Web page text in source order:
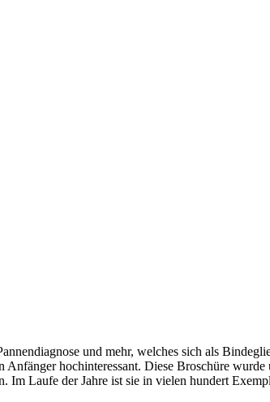
und mehr, welches sich als
Anfänger hochinteressant. Diese Broschüre wurde
Laufe der Jahre ist sie in vielen hundert